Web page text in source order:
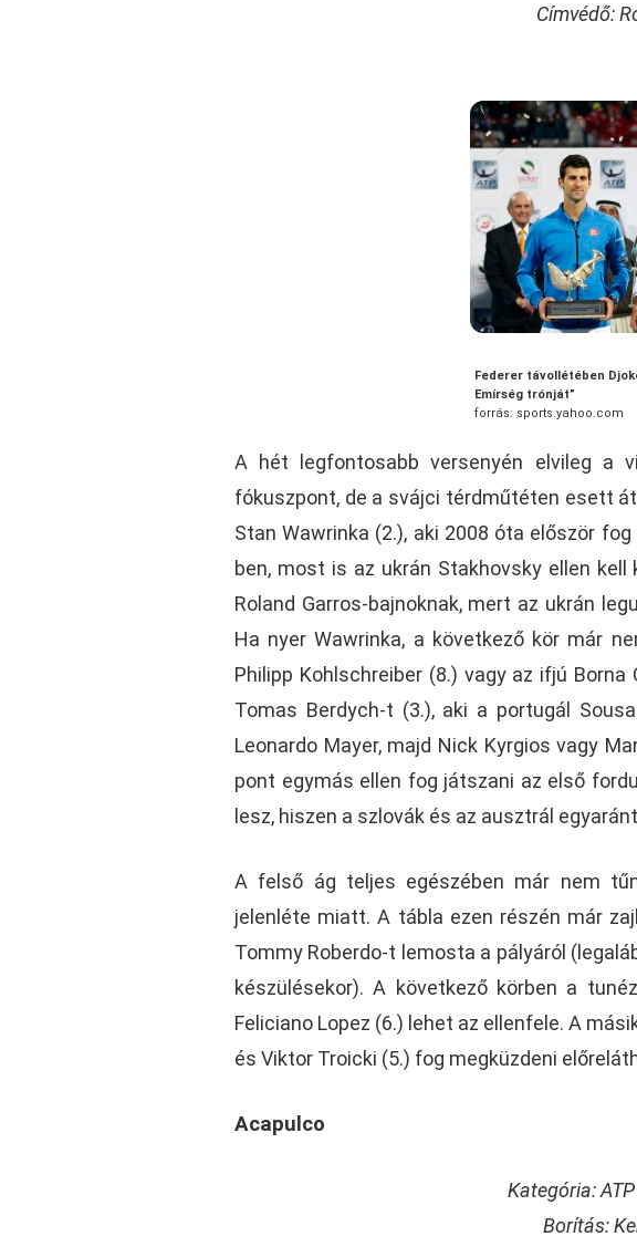
Címvédő:
Federer távollétében
Emírség trónját”
forrás: sports.yahoo.com
A hét legfontosabb versenyén elvileg a
fókuszpont, de a svájci térdműtéten esett
Stan Wawrinka (2.), aki 2008 óta először
ben, most is az ukrán Stakhovsky ellen
Roland Garros-bajnoknak, mert az ukrán
Ha nyer Wawrinka, a következő kör már
Philipp Kohlschreiber (8.) vagy az ifjú
Tomas Berdych-t (3.), aki a portugál
Leonardo Mayer, majd Nick Kyrgios vagy
pont egymás ellen fog játszani az első
lesz, hiszen a szlovák és az ausztrál
A felső ág teljes egészében már nem
jelenléte miatt. A tábla ezen részén már
Tommy Roberdo-t lemosta a pályáról
készülésekor). A következő körben a
Feliciano Lopez (6.) lehet az ellenfele. A
és Viktor Troicki (5.) fog megküzdeni
Acapulco
Kategória:
Borítás: